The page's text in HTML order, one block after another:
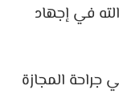
في إجهاد
جراحة المجازة